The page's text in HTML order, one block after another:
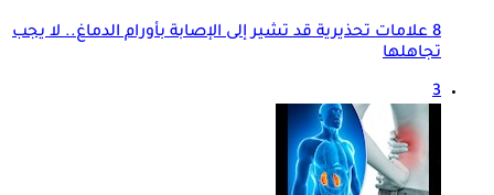
8 علامات تحذيرية قد تشير إلى الإصابة بأورام الدماغ.. لا يجب
تجاهلها
3